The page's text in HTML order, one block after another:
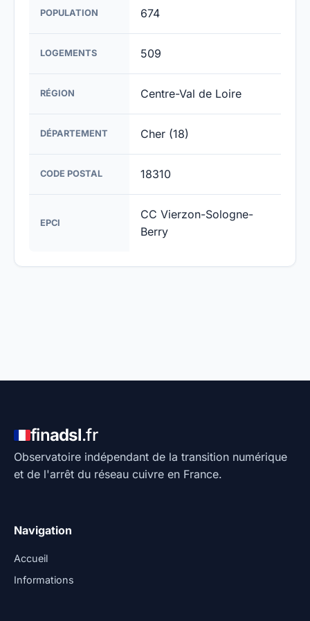
POPULATION 674
LOGEMENTS 509
RÉGION Centre-Val de Loire
DÉPARTEMENT Cher (18)
CODE POSTAL 18310
EPCI
CC Vierzon-Sologne-
Berry
finadsl.fr
Observatoire indépendant de la transition numérique
et de l'arrêt du réseau cuivre en France.
Navigation
Accueil
Informations